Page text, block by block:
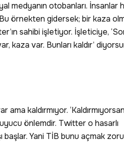
otobanları. İnsanlar
örnekten gidersek; bir kaza
sahibi işletiyor. İşleticiye,
kaza var. Bunları kaldır’
kaldırmıyor. ‘Kaldırmıyorsan
önlemdir. Twitter o hasarlı
Yani TİB bunu açmak